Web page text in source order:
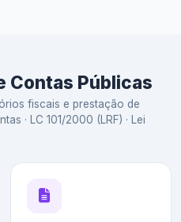
Contas Públicas
fiscais e prestação de
· LC 101/2000 (LRF) · Lei